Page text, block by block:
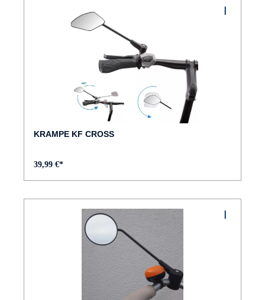
KRAMPE KF CROSS
39,99 €*